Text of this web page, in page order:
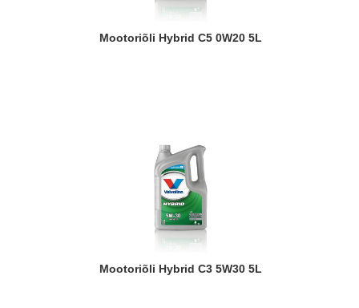
Mootoriõli Hybrid C5 0W20 5L
Mootoriõli Hybrid C3 5W30 5L